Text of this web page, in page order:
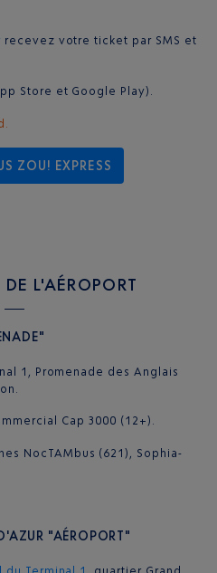
recevez votre ticket par SMS et
Store et Google Play).
ZOU! EXPRESS
L'AÉROPORT
1, Promenade des Anglais
Cap 3000 (12+).
NocTAMbus (621), Sophia-
"AÉROPORT"